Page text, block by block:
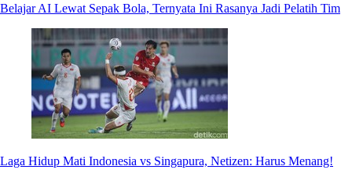
Belajar AI Lewat Sepak Bola, Ternyata Ini Rasanya Jadi Pelatih Tim
Laga Hidup Mati Indonesia vs Singapura, Netizen: Harus Menang!